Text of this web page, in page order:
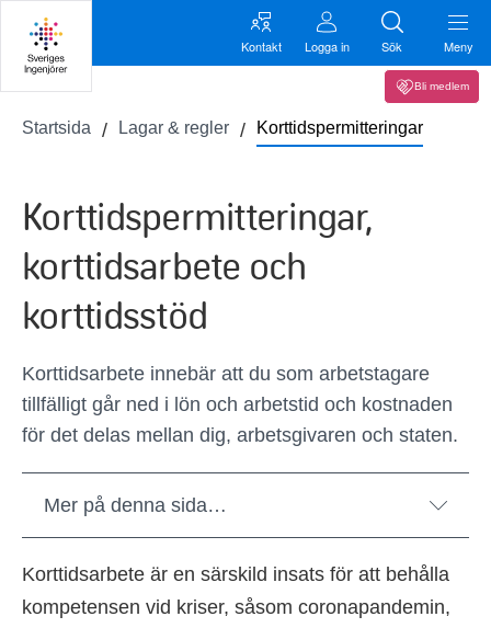
Kontakt Logga in Sök Meny
Bli medlem
Startsida Lagar & regler Korttidspermitteringar
Korttidspermitteringar,
korttidsarbete och
korttidsstöd
Korttidsarbete innebär att du som arbetstagare
tillfälligt går ned i lön och arbetstid och kostnaden
för det delas mellan dig, arbetsgivaren och staten.
Mer på denna sida…
Korttidsarbete är en särskild insats för att behålla
kompetensen vid kriser, såsom coronapandemin,